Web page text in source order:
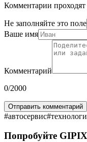
Комментарии
Не заполняйте это поле
Ваше имя
Комментарий
0/2000
Отправить комментарий
#автосервис#
Попробуйте